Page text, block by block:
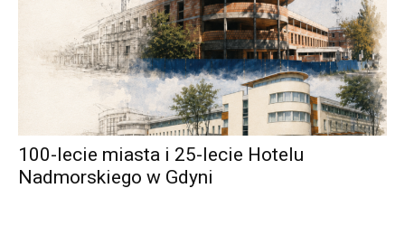
100-lecie miasta i 25-lecie Hotelu
Nadmorskiego w Gdyni